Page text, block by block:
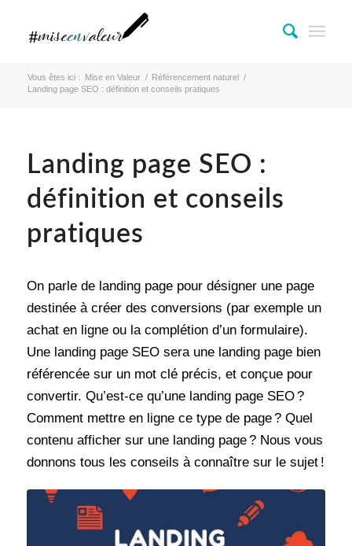
Vous êtes ici : Mise en Valeur / Référencement naturel /
Landing page SEO : définition et conseils pratiques
Landing page SEO :
définition et conseils
pratiques
On parle de landing page pour désigner une page
destinée à créer des conversions (par exemple un
achat en ligne ou la complétion d’un formulaire).
Une landing page SEO sera une landing page bien
référencée sur un mot clé précis, et conçue pour
convertir. Qu’est-ce qu’une landing page SEO ?
Comment mettre en ligne ce type de page ? Quel
contenu afficher sur une landing page ? Nous vous
donnons tous les conseils à connaître sur le sujet !